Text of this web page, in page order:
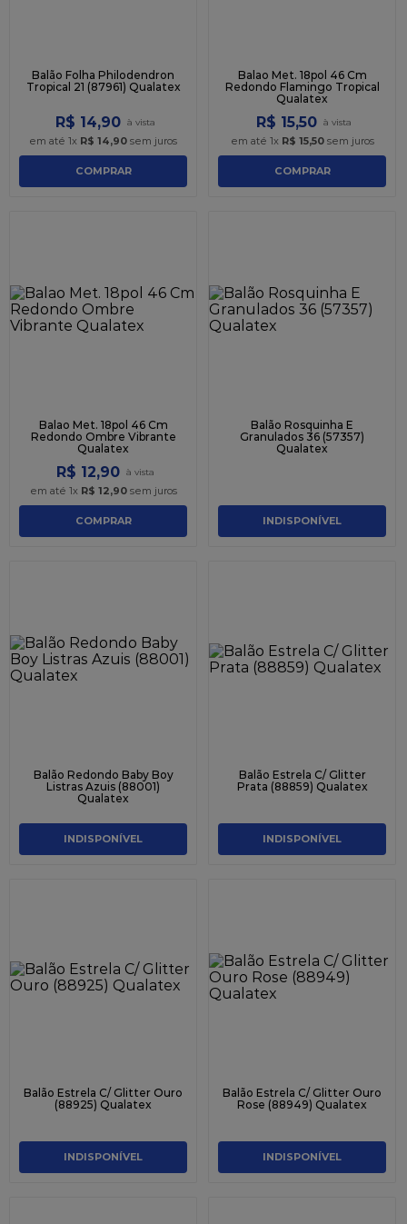
Balão Folha Philodendron
Tropical 21 (87961) Qualatex
R$ 14,90
em até 1x R$ 14,90 sem juros
COMPRAR
Balao Met. 18pol 46 Cm
Redondo Flamingo Tropical
Qualatex
R$ 15,50
em até 1x R$ 15,50sem juros
COMPRAR
Balao Met. 18pol 46 Cm
Redondo Ombre Vibrante
Qualatex
R$ 12,90
em até 1x R$ 12,90sem juros
COMPRAR
Balão Rosquinha E
Granulados 36 (57357)
Qualatex
INDISPONÍVEL
Balão Redondo Baby Boy
Listras Azuis (88001)
Qualatex
INDISPONÍVEL
Balão Estrela C/ Glitter
Prata (88859) Qualatex
INDISPONÍVEL
Balão Estrela C/ Glitter Ouro
(88925) Qualatex
INDISPONÍVEL
Balão Estrela C/ Glitter Ouro
Rose (88949) Qualatex
INDISPONÍVEL